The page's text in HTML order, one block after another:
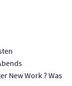
New Work ? Was